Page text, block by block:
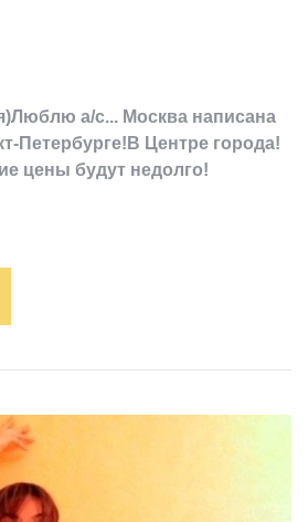
а/с... Москва написана
Петербурге!В Центре города!
цены будут недолго!